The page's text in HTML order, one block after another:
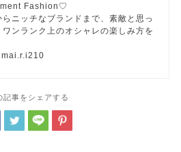
Fashion♡
ニッチなブランドまで、素敵と思っ
ンランク上のオシャレの楽しみ方を
記事をシェアする